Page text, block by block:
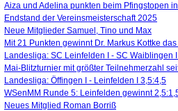
Aiza und Adelina punkten beim Pfingstopen
Endstand der Vereinsmeisterschaft 2025
Neue Mitglieder Samuel, Tino und Max
Mit 21 Punkten gewinnt Dr. Markus Kottke
Landesliga: SC Leinfelden I - SC Waiblingen
Mai-Blitzturnier mit größter Teilnehmerzahl
Landesliga: Öffingen I - Leinfelden I 3,5:4,5
WSenMM Runde 5: Leinfelden gewinnt
Neues Mitglied Roman Borriß